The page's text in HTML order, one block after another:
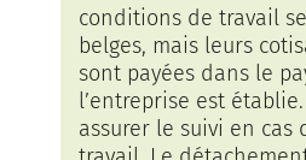
conditions de travail
belges, mais leurs
sont payées dans le
l’entreprise est
assurer le suivi en cas